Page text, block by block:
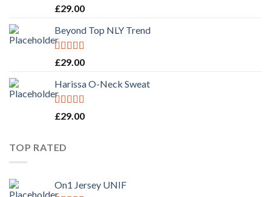
Rated5.00
£29.00
Beyond Top NLY Trend
Rated
of 5
£29.00
Harissa O-Neck Sweat
Rated4.00
£29.00
TOP RATED
On1 Jersey UNIF